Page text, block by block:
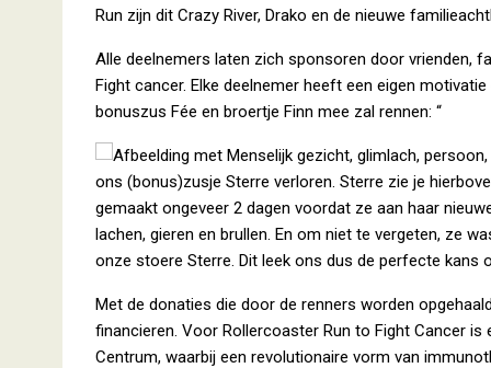
Run zijn dit Crazy River, Drako en de nieuwe
Alle deelnemers laten zich sponsoren door vrienden,
Fight cancer. Elke deelnemer heeft een eigen
bonuszus Fée en broertje Finn mee zal rennen: “
ons (bonus)zusje Sterre verloren. Sterre zie je
gemaakt ongeveer 2 dagen voordat ze aan haar
lachen, gieren en brullen. En om niet te vergeten, ze
onze stoere Sterre. Dit leek ons dus de perfecte kans
Met de donaties die door de renners worden
financieren. Voor Rollercoaster Run to Fight Cancer
Centrum, waarbij een revolutionaire vorm van